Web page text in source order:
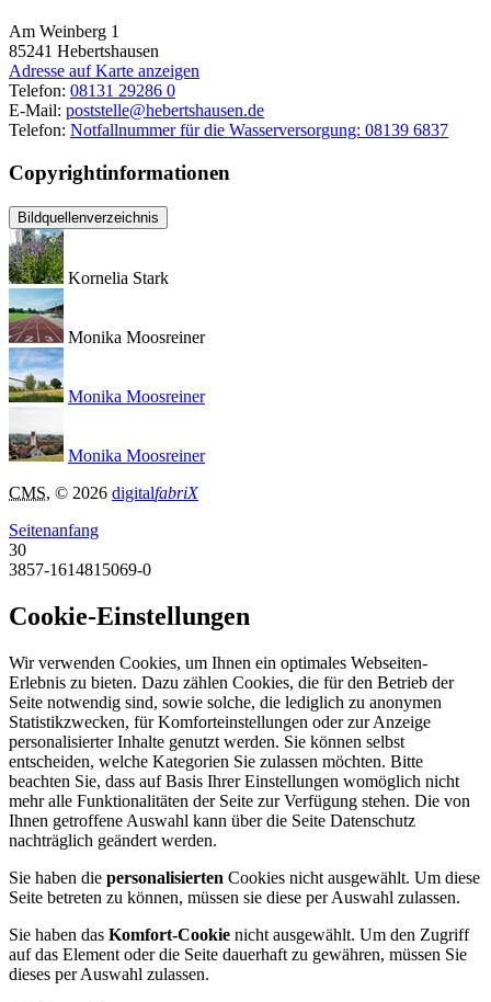
Am Weinberg 1
85241 Hebertshausen
Adresse auf Karte anzeigen
Telefon: 08131 29286 0
E-Mail: poststelle@hebertshausen.de
Telefon: Notfallnummer für die Wasserversorgung: 08139 6837
Copyrightinformationen
Bildquellenverzeichnis
Kornelia Stark
Monika Moosreiner
Monika Moosreiner
Monika Moosreiner
CMS, © 2026 digitalfabriX
Seitenanfang
30
3857-1614815069-0
Cookie-Einstellungen
Wir verwenden Cookies, um Ihnen ein optimales Webseiten-
Erlebnis zu bieten. Dazu zählen Cookies, die für den Betrieb der
Seite notwendig sind, sowie solche, die lediglich zu anonymen
Statistikzwecken, für Komforteinstellungen oder zur Anzeige
personalisierter Inhalte genutzt werden. Sie können selbst
entscheiden, welche Kategorien Sie zulassen möchten. Bitte
beachten Sie, dass auf Basis Ihrer Einstellungen womöglich nicht
mehr alle Funktionalitäten der Seite zur Verfügung stehen. Die von
Ihnen getroffene Auswahl kann über die Seite Datenschutz
nachträglich geändert werden.
Sie haben die personalisierten Cookies nicht ausgewählt. Um diese
Seite betreten zu können, müssen sie diese per Auswahl zulassen.
Sie haben das Komfort-Cookie nicht ausgewählt. Um den Zugriff
auf das Element oder die Seite dauerhaft zu gewähren, müssen Sie
dieses per Auswahl zulassen.